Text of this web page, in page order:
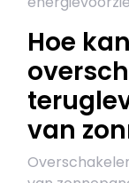
Hoe
van